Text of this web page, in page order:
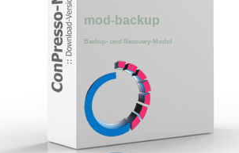
mod-backup
Backup- und Recovery-Modul